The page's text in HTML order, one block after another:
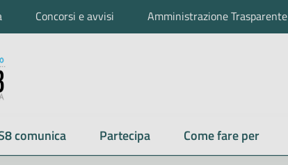
Concorsi e avvisi Amministrazione Trasparente
comunica Partecipa Come fare per